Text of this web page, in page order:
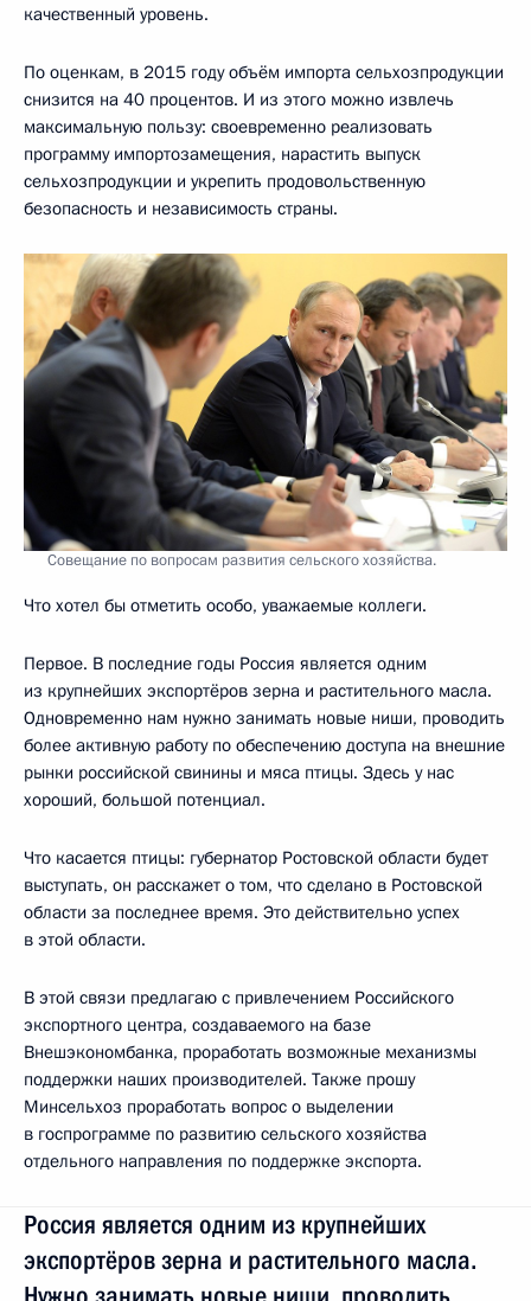
качественный уровень.
По оценкам, в 2015 году объём импорта сельхозпродукции
снизится на 40 процентов. И из этого можно извлечь
максимальную пользу: своевременно реализовать
программу импортозамещения, нарастить выпуск
сельхозпродукции и укрепить продовольственную
безопасность и независимость страны.
Совещание по вопросам развития сельского хозяйства.
Что хотел бы отметить особо, уважаемые коллеги.
Первое. В последние годы Россия является одним
из крупнейших экспортёров зерна и растительного масла.
Одновременно нам нужно занимать новые ниши, проводить
более активную работу по обеспечению доступа на внешние
рынки российской свинины и мяса птицы. Здесь у нас
хороший, большой потенциал.
Что касается птицы: губернатор Ростовской области будет
выступать, он расскажет о том, что сделано в Ростовской
области за последнее время. Это действительно успех
в этой области.
В этой связи предлагаю с привлечением Российского
экспортного центра, создаваемого на базе
Внешэкономбанка, проработать возможные механизмы
поддержки наших производителей. Также прошу
Минсельхоз проработать вопрос о выделении
в госпрограмме по развитию сельского хозяйства
отдельного направления по поддержке экспорта.
Россия является одним из крупнейших
экспортёров зерна и растительного масла.